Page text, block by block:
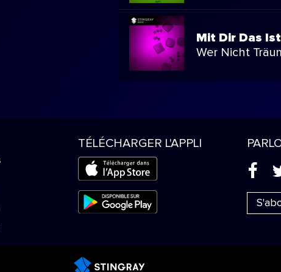
Mit Dir Das
Wer Nicht
TÉLÉCHARGER L'APPLI
(